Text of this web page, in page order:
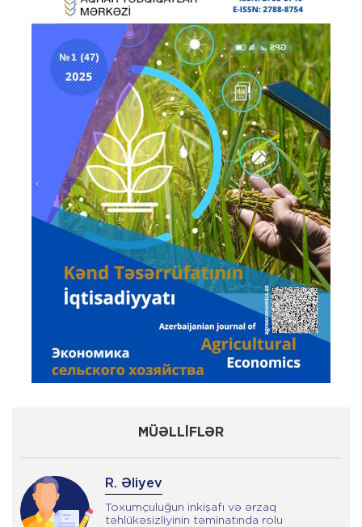
MÜƏLLİFLƏR
R. Əliyev
Toxumçuluğun inkişafı və ərzaq
təhlükəsizliyinin təminatında rolu